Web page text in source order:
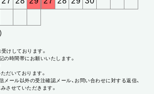
けしております。
の時間帯にお願いいたします。
だいております。
メール以外の受注確認メール、お問い合わせに対する返信、
させていただきます。